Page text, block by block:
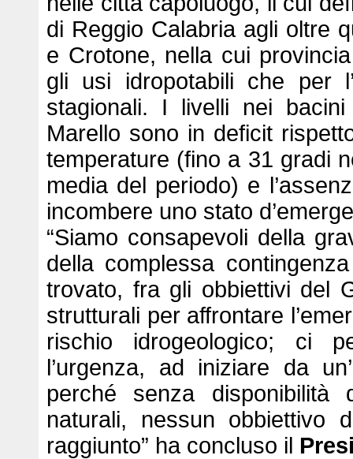
di Reggio Calabria agli oltre
e Crotone, nella cui
gli usi idropotabili che per
stagionali. I livelli nei
Marello sono in deficit
temperature (fino a 31 gradi
media del periodo) e
incombere uno stato
“Siamo consapevoli della
della complessa
trovato, fra gli obbiettivi del
strutturali per affrontare
rischio idrogeologico; ci
l’urgenza, ad iniziare da
perché senza disponibilità
naturali, nessun obbiettivo
raggiunto” ha concluso il